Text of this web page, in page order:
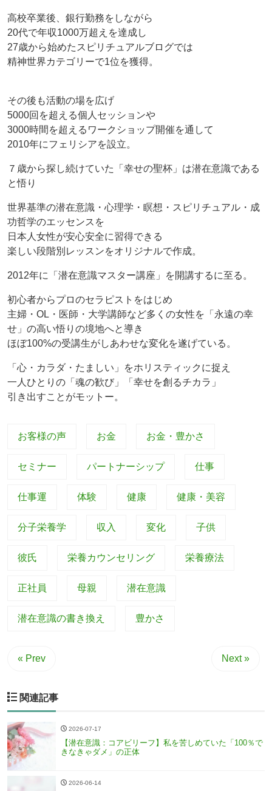
高校卒業後、銀行勤務をしながら
20代で年収1000万超えを達成し
27歳から始めたスピリチュアルブログでは
精神世界カテゴリーで1位を獲得。
その後も活動の場を広げ
5000回を超える個人セッションや
3000時間を超えるワークショップ開催を通して
2010年にフェリシアを設立。
７歳から探し続けていた「幸せの聖杯」は潜在意識である
と悟り
世界基準の潜在意識・心理学・瞑想・スピリチュアル・成
功哲学のエッセンスを
日本人女性が安心安全に習得できる
楽しい段階別レッスンをオリジナルで作成。
2012年に「潜在意識マスター講座」を開講するに至る。
初心者からプロのセラピストをはじめ
主婦・OL・医師・大学講師など多くの女性を「永遠の幸
せ」の高い悟りの境地へと導き
ほぼ100%の受講生がしあわせな変化を遂げている。
「心・カラダ・たましい」をホリスティックに捉え
一人ひとりの「魂の歓び」「幸せを創るチカラ」
引き出すことがモットー。
お客様の声 お金 お金・豊かさ
セミナー パートナーシップ 仕事
仕事運 体験 健康 健康・美容
分子栄養学 収入 変化 子供
彼氏 栄養カウンセリング 栄養療法
正社員 母親 潜在意識
潜在意識の書き換え 豊かさ
« Prev Next »
関連記事
2026-07-17
【潜在意識：コアビリーフ】私を苦しめていた「100％で
きなきゃダメ」の正体
2026-06-14